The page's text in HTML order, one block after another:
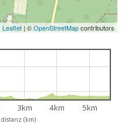
Leaflet | ©OpenStreetMapcontributors
distanz (km)
3km 4km 5km